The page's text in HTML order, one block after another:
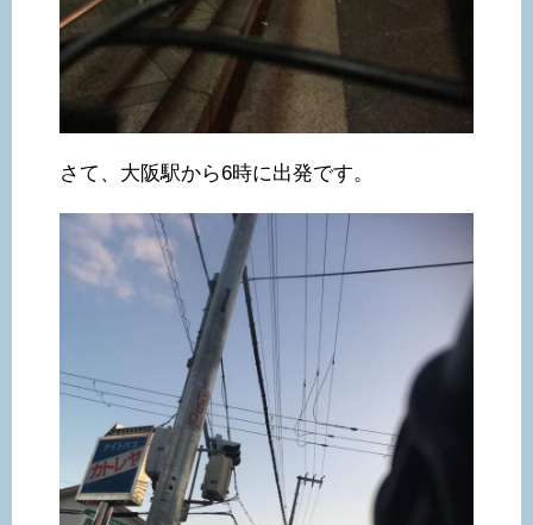
さて、大阪駅から6時に出発です。